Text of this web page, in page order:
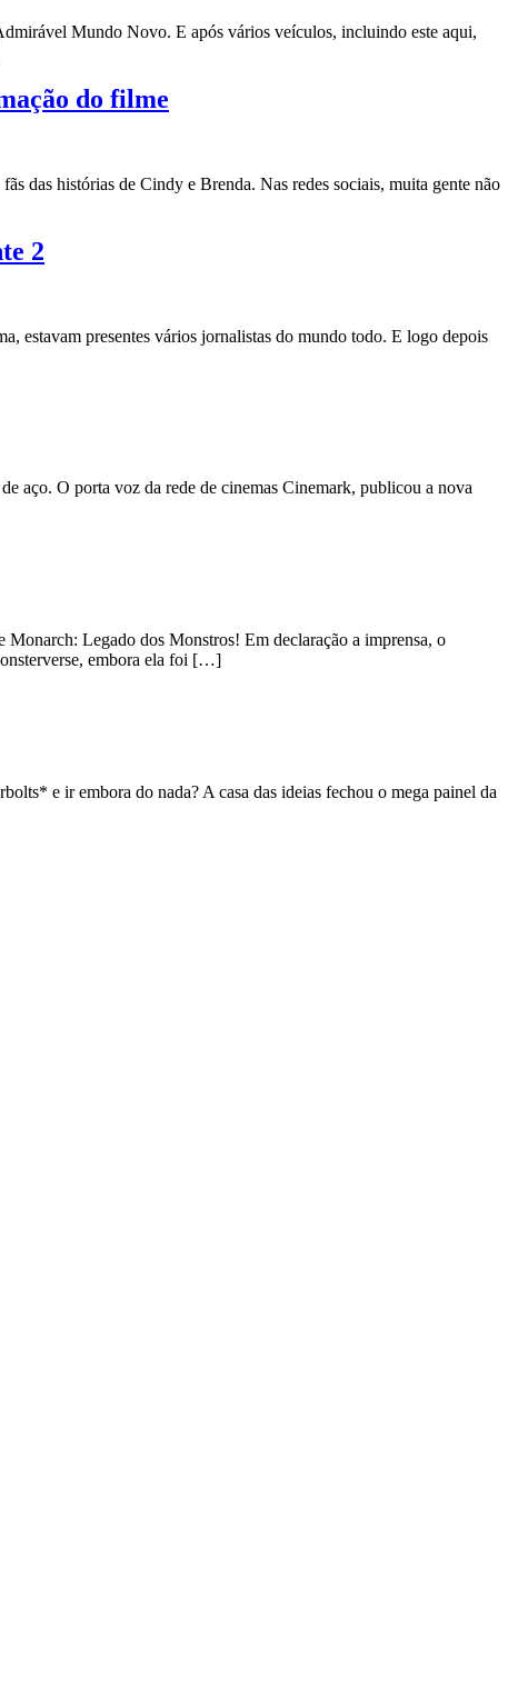
Mundo Novo. E após vários veículos, incluindo este aqui,
do filme
das histórias de Cindy e Brenda. Nas redes sociais, muita gente não
2
estavam presentes vários jornalistas do mundo todo. E logo depois
aço. O porta voz da rede de cinemas Cinemark, publicou a nova
Legado dos Monstros! Em declaração a imprensa, o
embora ela foi […]
e ir embora do nada? A casa das ideias fechou o mega painel da